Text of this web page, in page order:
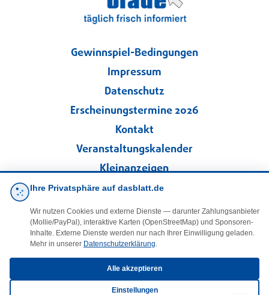
Gewinnspiel-Bedingungen
Impressum
Datenschutz
Erscheinungstermine 2026
Kontakt
Veranstaltungskalender
Kleinanzeigen
Folgen Sie uns!
facebook
Ihre Privatsphäre auf dasblatt.de
Wir nutzen Cookies und externe Dienste — darunter Zahlungsanbieter
(Mollie/PayPal), interaktive Karten (OpenStreetMap) und Sponsoren-
Inhalte. Externe Dienste werden nur nach Ihrer Einwilligung geladen.
Mehr in unserer Datenschutzerklärung.
Alle akzeptieren
Einstellungen